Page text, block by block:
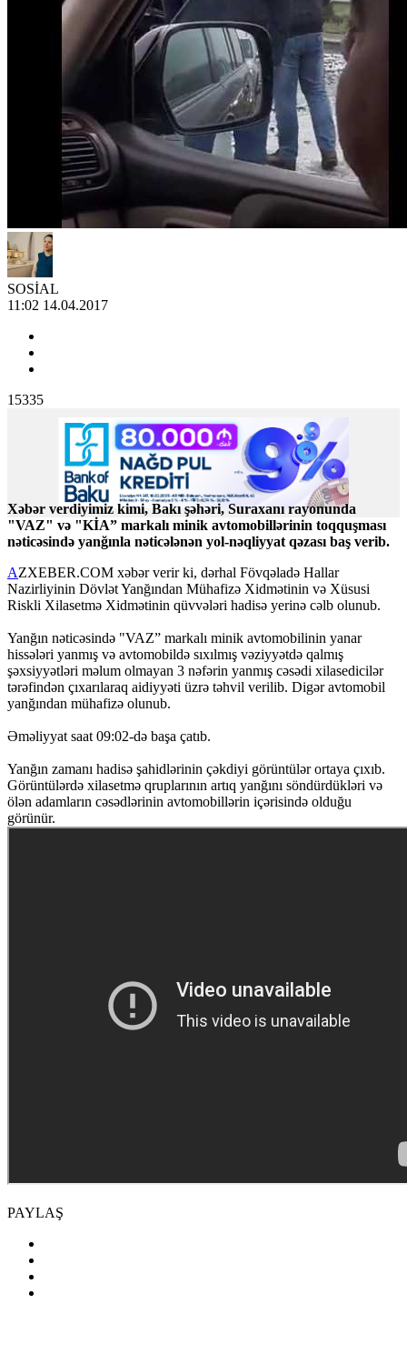
SOSİAL
11:02 14.04.2017
15335
Xəbər verdiyimiz kimi, Bakı şəhəri, Suraxanı rayonunda
"VAZ" və "KİA” markalı minik avtomobillərinin toqquşması
nəticəsində yanğınla nəticələnən yol-nəqliyyat qəzası baş verib.
AZXEBER.COM xəbər verir ki, dərhal Fövqəladə Hallar
Nazirliyinin Dövlət Yanğından Mühafizə Xidmətinin və Xüsusi
Riskli Xilasetmə Xidmətinin qüvvələri hadisə yerinə cəlb olunub.
Yanğın nəticəsində "VAZ” markalı minik avtomobilinin yanar
hissələri yanmış və avtomobildə sıxılmış vəziyyətdə qalmış
şəxsiyyətləri məlum olmayan 3 nəfərin yanmış cəsədi xilasedicilər
tərəfindən çıxarılaraq aidiyyəti üzrə təhvil verilib. Digər avtomobil
yanğından mühafizə olunub.
Əməliyyat saat 09:02-də başa çatıb.
Yanğın zamanı hadisə şahidlərinin çəkdiyi görüntülər ortaya çıxıb.
Görüntülərdə xilasetmə qruplarının artıq yanğını söndürdükləri və
ölən adamların cəsədlərinin avtomobillərin içərisində olduğu
görünür.
PAYLAŞ